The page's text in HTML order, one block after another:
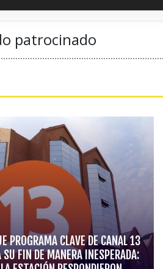
patrocinado
PROGRAMA CLAVE DE CANAL 13
SU FIN DE MANERA INESPERADA: